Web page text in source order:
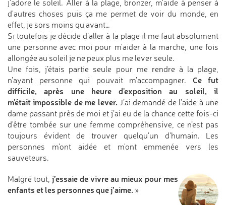
j’adore le soleil. Aller à la plage, bronzer, m'aide à penser à
d'autres choses puis ça me permet de voir du monde, en
effet, je sors moins qu'avant…
Si toutefois je décide d’aller à la plage il me faut absolument
une personne avec moi pour m'aider à la marche, une fois
allongée au soleil je ne peux plus me lever seule.
Une fois, j’étais partie seule pour me rendre à la plage,
n'ayant personne qui pouvait m'accompagner. Ce fut
difficile, après une heure d'exposition au soleil, il
m'était impossible de me lever. J’ai demandé de l’aide à une
dame passant près de moi et j’ai eu de la chance cette fois-ci
d'être tombée sur une femme compréhensive, ce n’est pas
toujours évident de trouver quelqu’un d'humain. Les
personnes m’ont aidée et m'ont emmenée vers les
sauveteurs.
Malgré tout, j’essaie de vivre au mieux pour mes
enfants et les personnes que j’aime. »